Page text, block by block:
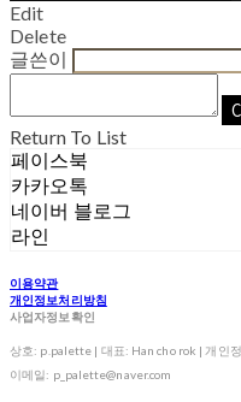
Edit
Delete
글쓴이
Return To List
페이스북
카카오톡
네이버 블로그
라인
이용약관
개인정보처리방침
사업자정보확인
상호: p.palette | 대표: Han cho rok | 개인
이메일: p_palette@naver.com